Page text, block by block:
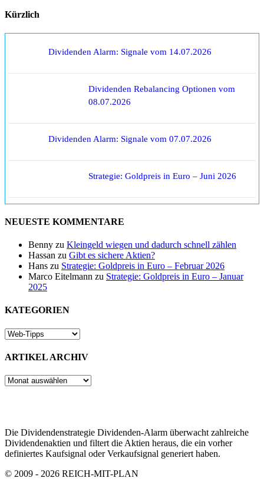
Kürzlich
Dividenden Alarm: Signale vom 14.07.2026
Dividenden Rebalancing Optionen vom
08.07.2026
Dividenden Alarm: Signale vom 07.07.2026
Strategie: Goldpreis in Euro – Juni 2026
NEUESTE KOMMENTARE
Benny zu Kleingeld wiegen und dadurch schnell zählen
Hassan zu Gibt es sichere Aktien?
Hans zu Strategie: Goldpreis in Euro – Februar 2026
Marco Eitelmann zu Strategie: Goldpreis in Euro – Januar
2025
KATEGORIEN
ARTIKEL ARCHIV
ARTIKEL
Die Dividendenstrategie Dividenden-Alarm überwacht zahlreiche
Dividendenaktien und filtert die Aktien heraus, die ein vorher
definiertes Kaufsignal oder Verkaufsignal generiert haben.
© 2009 - 2026 REICH-MIT-PLAN